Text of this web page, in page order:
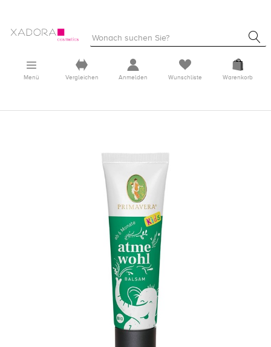
Menü Vergleichen Anmelden Wunschliste Warenkorb